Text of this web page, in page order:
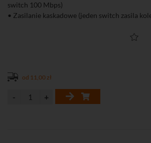
switch 100 Mbps)
• Zasilanie kaskadowe (jeden switch zasila
• Do 30 W sumarycznej mocy przy zasilaniu z
• Wbudowana funkcja LR150 zwiększa
niewielkich przestrzeniach np. w podstawie
• Niski pobór mocy urządzenia (< 0,3 W)
• Łatwe i szybkie uruchomienie bez
od 11,00 zł